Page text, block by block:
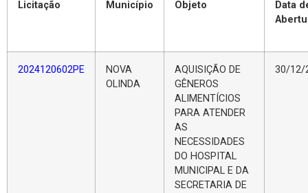
Licitação Município Objeto
Data
2024120602PE
NOVA
OLINDA
AQUISIÇÃO DE
GÊNEROS
ALIMENTÍCIOS
PARA ATENDER
AS
NECESSIDADES
DO HOSPITAL
MUNICIPAL E DA
SECRETARIA DE
30/12/